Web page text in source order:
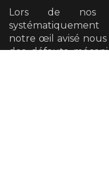
Lors de nos
systématiquement
notre œil avisé
des défauts